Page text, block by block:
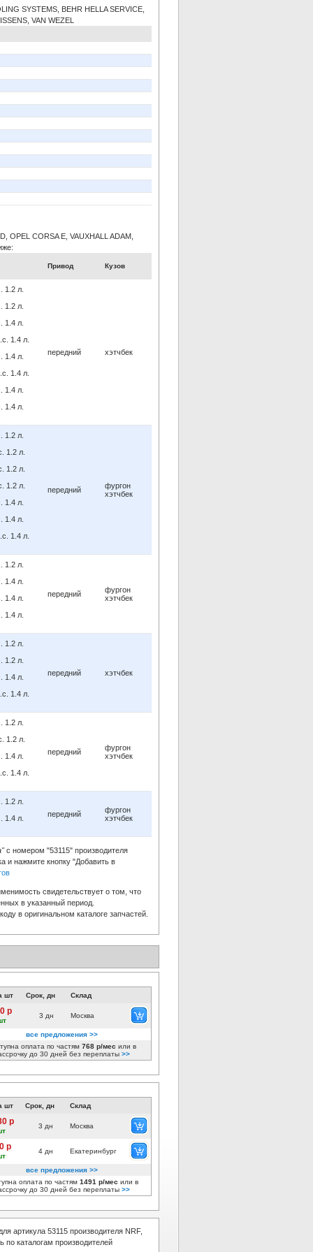
SYSTEMS, BEHR HELLA SERVICE,
VAN WEZEL
OPEL CORSA E, VAUXHALL ADAM,
Привод Кузов
1.2 л.
1.2 л.
1.4 л.
1.4 л.
1.4 л.
1.4 л.
1.4 л.
1.4 л.
передний хэтчбек
1.2 л.
1.2 л.
1.2 л.
1.2 л.
1.4 л.
1.4 л.
1.4 л.
передний
фургон
хэтчбек
1.2 л.
1.4 л.
1.4 л.
1.4 л.
передний
фургон
хэтчбек
1.2 л.
1.2 л.
1.4 л.
1.4 л.
передний хэтчбек
1.2 л.
1.2 л.
1.4 л.
1.4 л.
передний
фургон
хэтчбек
1.2 л.
1.4 л.
передний
фургон
хэтчбек
с номером "53115" производителя
и нажмите кнопку "Добавить в
свидетельствует о том, что
в указанный период.
в оригинальном каталоге запчастей.
шт Срок, дн Склад
р 3 дн Москва
все предложения >>
оплата по частям 768 р/мес или в
до 30 дней без переплаты >>
шт Срок, дн Склад
р 3 дн Москва
р 4 дн Екатеринбург
все предложения >>
оплата по частям 1491 р/мес или в
до 30 дней без переплаты >>
артикула 53115 производителя NRF,
каталогам производителей